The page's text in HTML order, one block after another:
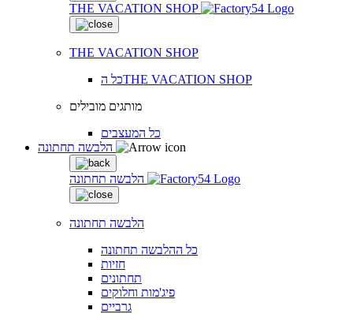
THE VACATION SHOP
THE VACATION SHOP
כל הTHE VACATION SHOP
מותגים מובילים
כל המעצבים
הלבשה תחתונה
הלבשה תחתונה
כל ההלבשה תחתונה
חזיות
תחתונים
פיג'מות וחלוקים
גרביים